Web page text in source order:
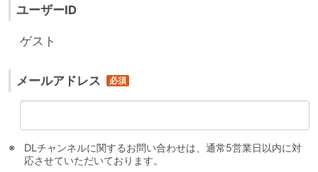
ユーザーID
ゲスト
メールアドレス
DLチャンネルに関するお問い合わせは、通常5営業日以内に対
応させていただいております。